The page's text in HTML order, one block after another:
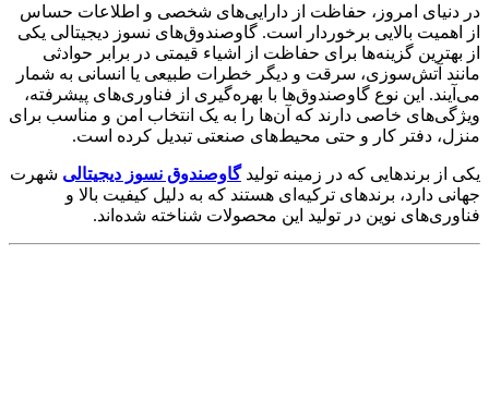
در دنیای امروز، حفاظت از دارایی‌های شخصی و اطلاعات حساس
از اهمیت بالایی برخوردار است. گاوصندوق‌های نسوز دیجیتالی یکی
از بهترین گزینه‌ها برای حفاظت از اشیاء قیمتی در برابر حوادثی
مانند آتش‌سوزی، سرقت و دیگر خطرات طبیعی یا انسانی به شمار
می‌آیند. این نوع گاوصندوق‌ها با بهره‌گیری از فناوری‌های پیشرفته،
ویژگی‌های خاصی دارند که آن‌ها را به یک انتخاب امن و مناسب برای
منزل، دفتر کار و حتی محیط‌های صنعتی تبدیل کرده است.
یکی از برندهایی که در زمینه تولیدگاوصندوق نسوز دیجیتالی شهرت
جهانی دارد، برندهای ترکیه‌ای هستند که به دلیل کیفیت بالا و
فناوری‌های نوین در تولید این محصولات شناخته شده‌اند.